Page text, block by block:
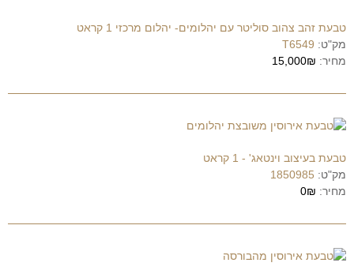
טבעת זהב צהוב סוליטר עם יהלומים- יהלום מרכזי 1 קראט
מק"ט: T6549
מחיר: 15,000₪
טבעת בעיצוב וינטאג' - 1 קראט
מק"ט: 1850985
מחיר: 0₪